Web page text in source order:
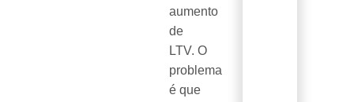
aumento
de
LTV. O
problema
é que